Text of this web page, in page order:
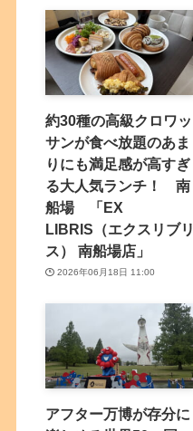
約30種の高級クロワッ
サンが食べ放題のあま
りにも満足感が高すぎ
る大人気ランチ！ 南
船場 「EX
LIBRIS（エクスリブリ
ス） 南船場店」
2026年06月18日 11:00
アフター万博が存分に